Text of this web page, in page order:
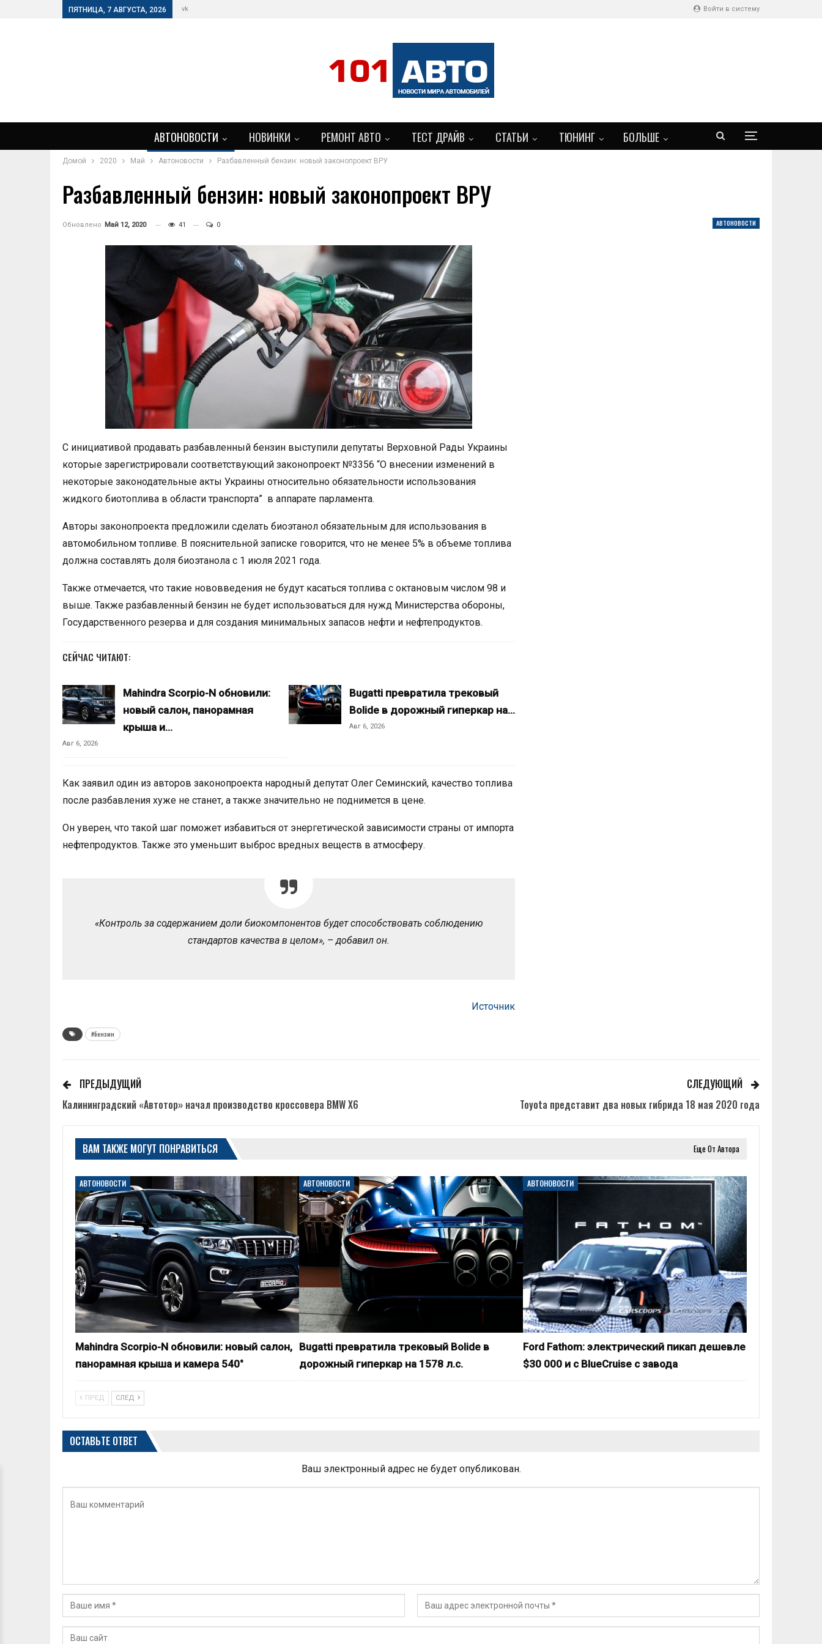
Войти в систему
ПЯТНИЦА, 7 АВГУСТА, 2026 vk
АВТОНОВОСТИ НОВИНКИ РЕМОНТ АВТО ТЕСТ ДРАЙВ СТАТЬИ ТЮНИНГ БОЛЬШЕ
Домой 2020 Май Автоновости Разбавленный бензин: новый законопроект ВРУ
Разбавленный бензин: новый законопроект ВРУ
АВТОНОВОСТИ
Обновлено Май 12, 2020 41 0
С инициативой продавать разбавленный бензин выступили депутаты Верховной Рады Украины
которые зарегистрировали соответствующий законопроект №3356 “О внесении изменений в
некоторые законодательные акты Украины относительно обязательности использования
жидкого биотоплива в области транспорта” в аппарате парламента.
Авторы законопроекта предложили сделать биоэтанол обязательным для использования в
автомобильном топливе. В пояснительной записке говорится, что не менее 5% в объеме топлива
должна составлять доля биоэтанола с 1 июля 2021 года.
Также отмечается, что такие нововведения не будут касаться топлива с октановым числом 98 и
выше. Также разбавленный бензин не будет использоваться для нужд Министерства обороны,
Государственного резерва и для создания минимальных запасов нефти и нефтепродуктов.
СЕЙЧАС ЧИТАЮТ:
Mahindra Scorpio-N обновили:
новый салон, панорамная
крыша и…
Авг 6, 2026
Bugatti превратила трековый
Bolide в дорожный гиперкар на…
Авг 6, 2026
Как заявил один из авторов законопроекта народный депутат Олег Семинский, качество топлива
после разбавления хуже не станет, а также значительно не поднимется в цене.
Он уверен, что такой шаг поможет избавиться от энергетической зависимости страны от импорта
нефтепродуктов. Также это уменьшит выброс вредных веществ в атмосферу.
«Контроль за содержанием доли биокомпонентов будет способствовать соблюдению
стандартов качества в целом», – добавил он.
Источник
#бензин
ПРЕДЫДУЩИЙ
Калининградский «Автотор» начал производство кроссовера BMW X6
СЛЕДУЮЩИЙ
Toyota представит два новых гибрида 18 мая 2020 года
ВАМ ТАКЖЕ МОГУТ ПОНРАВИТЬСЯ Еще От Автора
АВТОНОВОСТИ
Mahindra Scorpio-N обновили: новый салон,
панорамная крыша и камера 540°
АВТОНОВОСТИ
Bugatti превратила трековый Bolide в
дорожный гиперкар на 1578 л.с.
АВТОНОВОСТИ
Ford Fathom: электрический пикап дешевле
$30 000 и с BlueCruise с завода
ПРЕД СЛЕД
ОСТАВЬТЕ ОТВЕТ
Ваш электронный адрес не будет опубликован.